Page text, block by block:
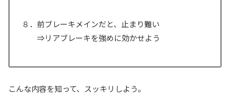
８．前ブレーキメインだと、止まり難い
⇒リアブレーキを強めに効かせよう
こんな内容を知って、スッキリしよう。